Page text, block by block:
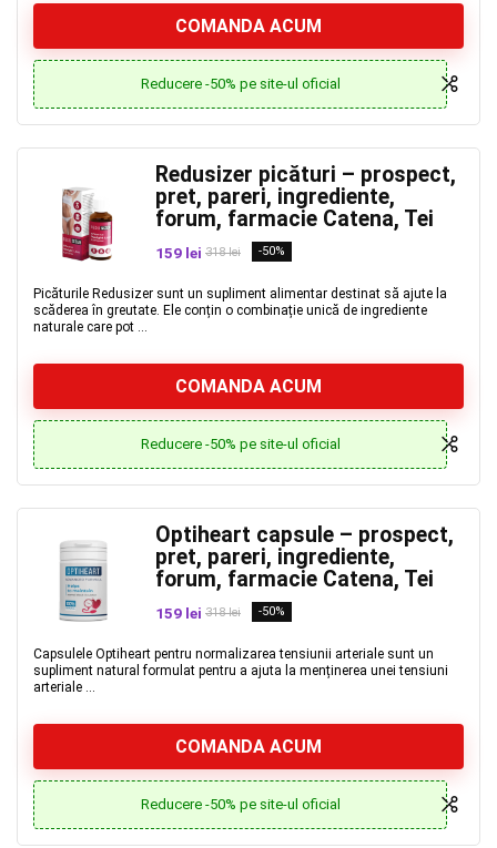
COMANDA ACUM
Reducere -50% pe site-ul oficial
Redusizer picături – prospect,
pret, pareri, ingrediente,
forum, farmacie Catena, Tei
159 lei 318 lei -50%
Picăturile Redusizer sunt un supliment alimentar destinat să ajute la
scăderea în greutate. Ele conțin o combinație unică de ingrediente
naturale care pot ...
COMANDA ACUM
Reducere -50% pe site-ul oficial
Optiheart capsule – prospect,
pret, pareri, ingrediente,
forum, farmacie Catena, Tei
159 lei 318 lei -50%
Capsulele Optiheart pentru normalizarea tensiunii arteriale sunt un
supliment natural formulat pentru a ajuta la menținerea unei tensiuni
arteriale ...
COMANDA ACUM
Reducere -50% pe site-ul oficial